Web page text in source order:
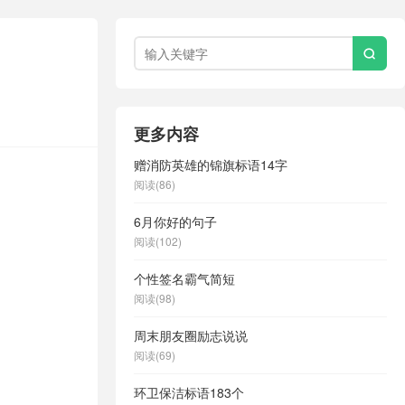

更多内容
赠消防英雄的锦旗标语14字
阅读(86)
6月你好的句子
阅读(102)
个性签名霸气简短
阅读(98)
周末朋友圈励志说说
阅读(69)
环卫保洁标语183个